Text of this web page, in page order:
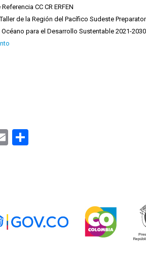
CC CR ERFEN
de la Región del Pacífico Sudeste
para el Desarrollo Sustentable 2021-
Email